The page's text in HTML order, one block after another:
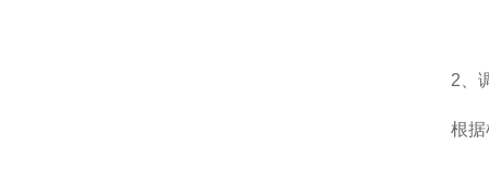
2、调
根据样